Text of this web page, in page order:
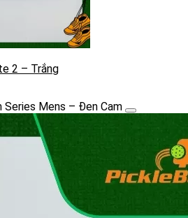
2 – Trắng
Series Mens – Đen Cam